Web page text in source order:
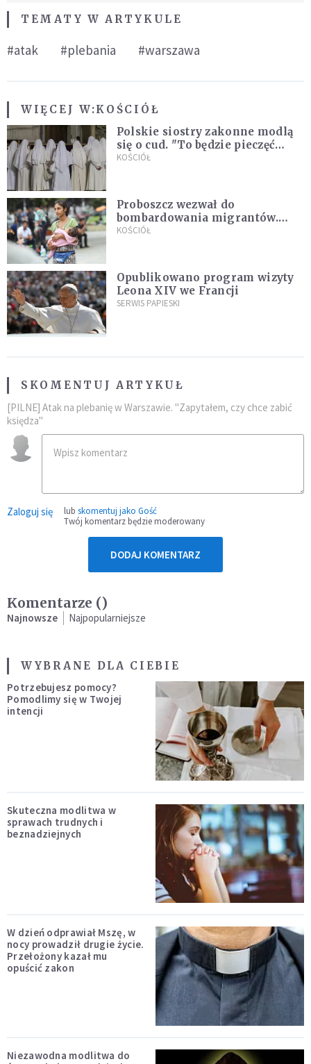
TEMATY W ARTYKULE
#atak #plebania #warszawa
WIĘCEJ W:KOŚCIÓŁ
Polskie siostry zakonne modlą
się o cud. "To będzie pieczęć
Pana Boga dla naszej wiary"
KOŚCIÓŁ
Proboszcz wezwał do
bombardowania migrantów.
"Masowy ogień przeciwko
KOŚCIÓŁ
Opublikowano program wizyty
Leona XIV we Francji
SERWIS PAPIESKI
SKOMENTUJ ARTYKUŁ
[PILNE] Atak na plebanię w Warszawie. "Zapytałem, czy chce zabić
księdza"
Zaloguj się lub skomentuj jako Gość
Twój komentarz będzie moderowany
DODAJ KOMENTARZ
Komentarze ()
Najnowsze Najpopularniejsze
WYBRANE DLA CIEBIE
Potrzebujesz pomocy?
Pomodlimy się w Twojej
intencji
Skuteczna modlitwa w
sprawach trudnych i
beznadziejnych
W dzień odprawiał Mszę, w
nocy prowadził drugie życie.
Przełożony kazał mu
opuścić zakon
Niezawodna modlitwa do